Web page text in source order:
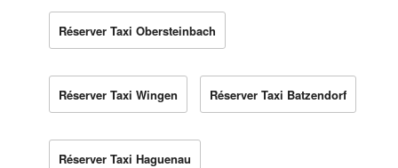
Réserver Taxi Obersteinbach
Réserver Taxi Wingen Réserver Taxi Batzendorf
Réserver Taxi Haguenau